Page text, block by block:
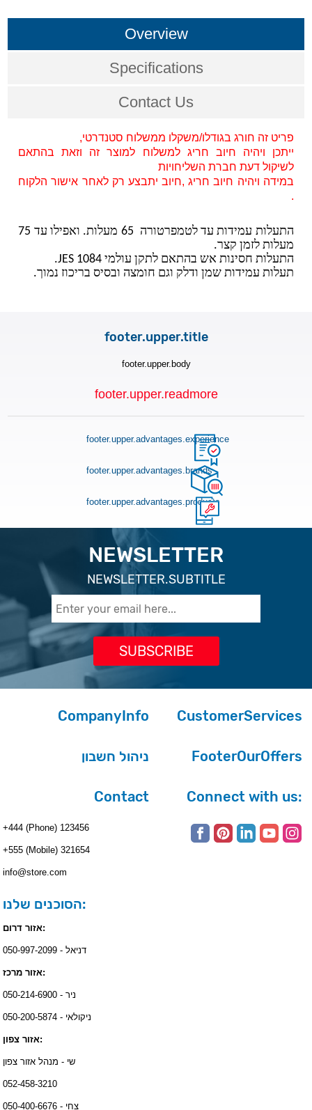
Overview
Specifications
Contact Us
פריט זה חורג בגודלו/משקלו ממשלוח סטנדרטי,
ייתכן ויהיה חיוב חריג למשלוח למוצר זה וזאת בהתאם
לשיקול דעת חברת השליחויות
במידה ויהיה חיוב חריג ,חיוב יתבצע רק לאחר אישור הלקוח
.
התעלות עמידות עד לטמפרטורה
65 מעלות. ואפילו עד 75
מעלות לזמן קצר.
התעלות חסינות אש בהתאם לתקן עולמי JES 1084.
תעלות עמידות שמן ודלק וגם חומצה ובסיס בריכוז נמוך.
footer.upper.title
footer.upper.body
footer.upper.readmore
footer.upper.advantages.experience
footer.upper.advantages.brands
footer.upper.advantages.products
NEWSLETTER
NEWSLETTER.SUBTITLE
CompanyInfo CustomerServices
ניהול חשבון FooterOurOffers
Contact
+444 (Phone) 123456
+555 (Mobile) 321654
info@store.com
הסוכנים שלנו:
אזור דרום:
דניאל - 050-997-2099
אזור מרכז:
ניר - 050-214-6900
ניקולאי - 050-200-5874
אזור צפון:
שי - מנהל אזור צפון
052-458-3210
צחי - 050-400-6676
Connect with us: